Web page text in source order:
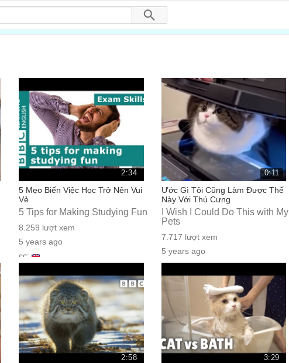
2:34
5 Mẹo Biến Việc Học Trở Nên Vui
Vẻ
5 Tips for Making Studying Fun
8.259 lượt xem
5 years ago
cc:
0:11
Ước Gì Tôi Cũng Làm Được Thế
Này Với Thú Cưng
I Wish I Could Do This with My
Pets
7.717 lượt xem
5 years ago
cc:
2:58 3:29